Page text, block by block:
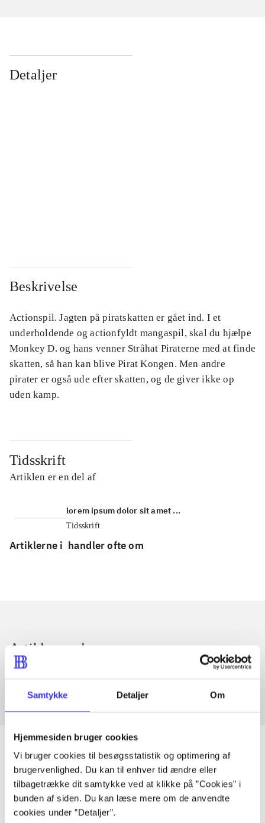
Samtykke Detaljer Om
Hjemmesiden bruger cookies
Vi bruger cookies til besøgsstatistik og optimering af
brugervenlighed. Du kan til enhver tid ændre eller
tilbagetrække dit samtykke ved at klikke på ”Cookies” i
bunden af siden. Du kan læse mere om de anvendte
cookies under ”Detaljer”.
Detaljer
Beskrivelse
Actionspil. Jagten på piratskatten er gået ind. I et
underholdende og actionfyldt mangaspil, skal du hjælpe
Monkey D. og hans venner Stråhat Piraterne med at finde
skatten, så han kan blive Pirat Kongen. Men andre
pirater er også ude efter skatten, og de giver ikke op
uden kamp.
Tidsskrift
Artiklen er en del af
lorem ipsum dolor sit amet ...
Tidsskrift
Artiklerne i handler ofte om
Artikler med samme emner
Fra
Artikler
Alle registrerede artikler fordelt på udgivelser